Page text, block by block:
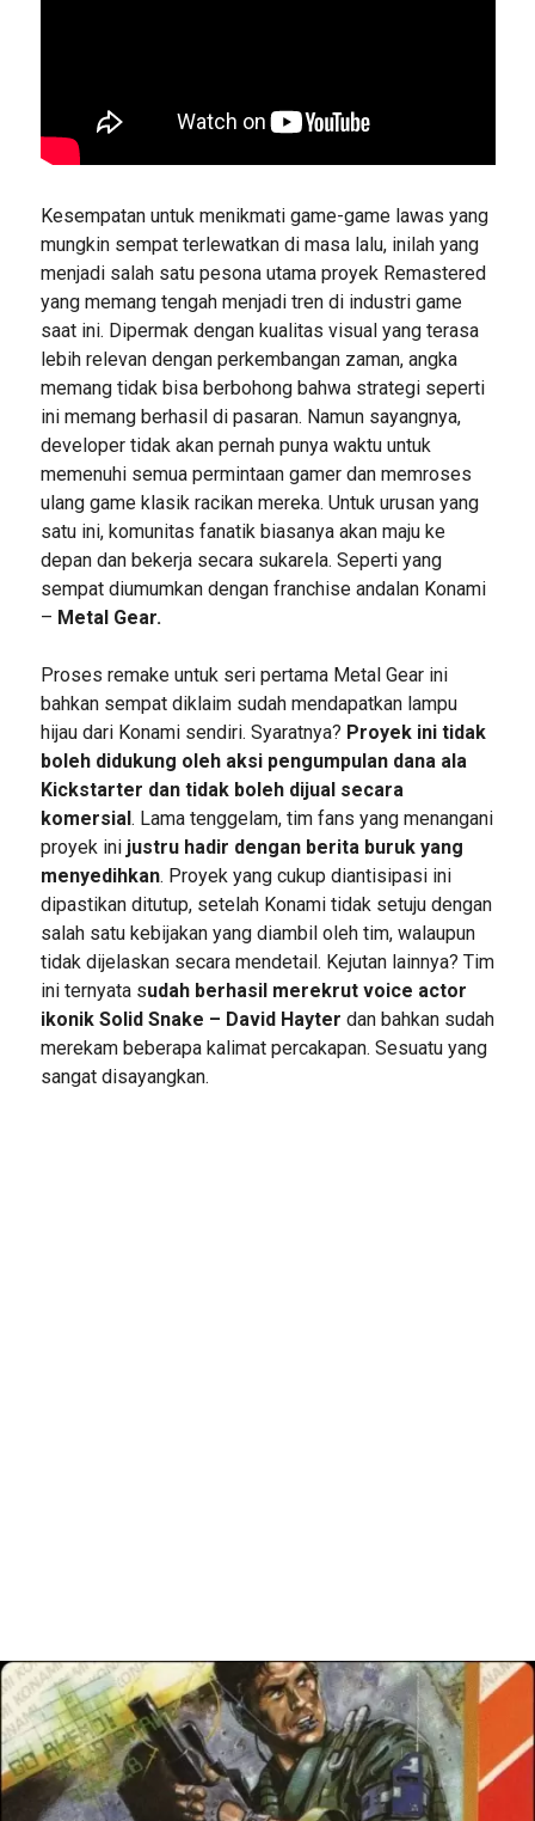
Kesempatan untuk menikmati game-game lawas yang
mungkin sempat terlewatkan di masa lalu, inilah yang
menjadi salah satu pesona utama proyek Remastered
yang memang tengah menjadi tren di industri game
saat ini. Dipermak dengan kualitas visual yang terasa
lebih relevan dengan perkembangan zaman, angka
memang tidak bisa berbohong bahwa strategi seperti
ini memang berhasil di pasaran. Namun sayangnya,
developer tidak akan pernah punya waktu untuk
memenuhi semua permintaan gamer dan memroses
ulang game klasik racikan mereka. Untuk urusan yang
satu ini, komunitas fanatik biasanya akan maju ke
depan dan bekerja secara sukarela. Seperti yang
sempat diumumkan dengan franchise andalan Konami
– Metal Gear.
Proses remake untuk seri pertama Metal Gear ini
bahkan sempat diklaim sudah mendapatkan lampu
hijau dari Konami sendiri. Syaratnya? Proyek ini tidak
boleh didukung oleh aksi pengumpulan dana ala
Kickstarter dan tidak boleh dijual secara
komersial. Lama tenggelam, tim fans yang menangani
proyek ini justru hadir dengan berita buruk yang
menyedihkan. Proyek yang cukup diantisipasi ini
dipastikan ditutup, setelah Konami tidak setuju dengan
salah satu kebijakan yang diambil oleh tim, walaupun
tidak dijelaskan secara mendetail. Kejutan lainnya? Tim
ini ternyata sudah berhasil merekrut voice actor
ikonik Solid Snake – David Hayter dan bahkan sudah
merekam beberapa kalimat percakapan. Sesuatu yang
sangat disayangkan.